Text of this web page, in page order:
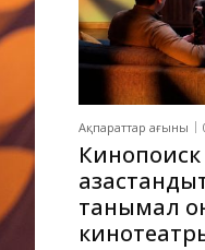
Ақпараттар ағыны
Кинопоиск
танымал